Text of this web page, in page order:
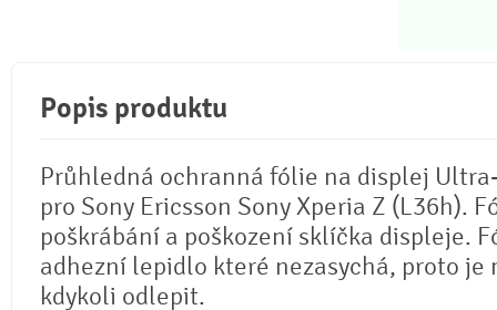
Popis produktu
Průhledná ochranná fólie na displej
pro Sony Ericsson Sony Xperia Z (L36h).
poškrábání a poškození sklíčka displeje.
adhezní lepidlo které nezasychá, proto je
kdykoli odlepit.